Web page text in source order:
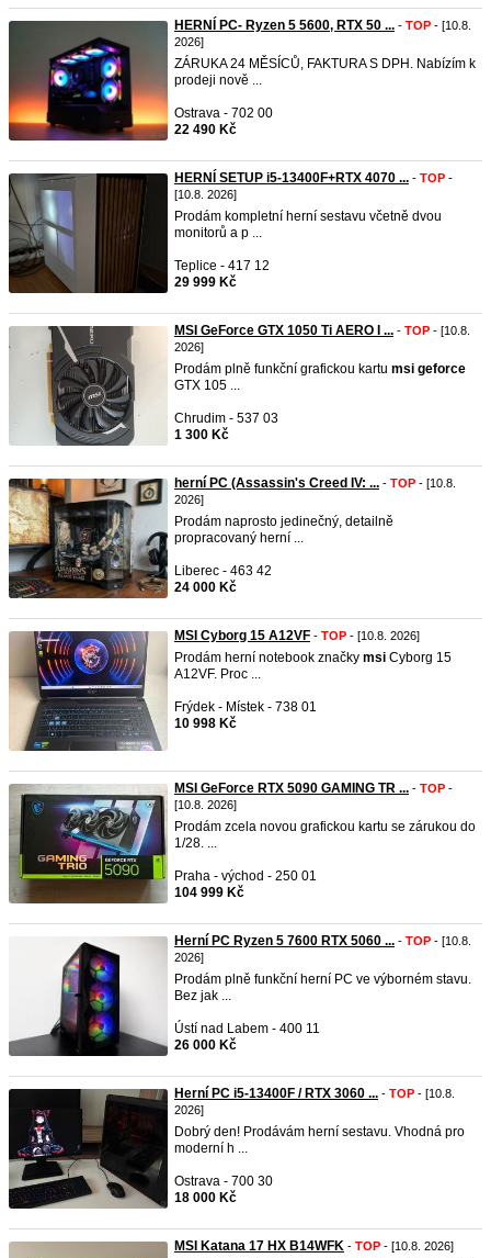
HERNÍ PC- Ryzen 5 5600, RTX 50 ... - TOP - [10.8.
2026]
ZÁRUKA 24 MĚSÍCŮ, FAKTURA S DPH. Nabízím k
prodeji nově ...
Ostrava - 702 00
22 490 Kč
HERNÍ SETUP i5-13400F+RTX 4070 ... - TOP -
[10.8. 2026]
Prodám kompletní herní sestavu včetně dvou
monitorů a p ...
Teplice - 417 12
29 999 Kč
MSI GeForce GTX 1050 Ti AERO I ... - TOP - [10.8.
2026]
Prodám plně funkční grafickou kartu msi geforce
GTX 105 ...
Chrudim - 537 03
1 300 Kč
herní PC (Assassin's Creed IV: ... - TOP - [10.8.
2026]
Prodám naprosto jedinečný, detailně
propracovaný herní ...
Liberec - 463 42
24 000 Kč
MSI Cyborg 15 A12VF - TOP - [10.8. 2026]
Prodám herní notebook značky msi Cyborg 15
A12VF. Proc ...
Frýdek - Místek - 738 01
10 998 Kč
MSI GeForce RTX 5090 GAMING TR ... - TOP -
[10.8. 2026]
Prodám zcela novou grafickou kartu se zárukou do
1/28. ...
Praha - východ - 250 01
104 999 Kč
Herní PC Ryzen 5 7600 RTX 5060 ... - TOP - [10.8.
2026]
Prodám plně funkční herní PC ve výborném stavu.
Bez jak ...
Ústí nad Labem - 400 11
26 000 Kč
Herní PC i5-13400F / RTX 3060 ... - TOP - [10.8.
2026]
Dobrý den! Prodávám herní sestavu. Vhodná pro
moderní h ...
Ostrava - 700 30
18 000 Kč
MSI Katana 17 HX B14WFK - TOP - [10.8. 2026]